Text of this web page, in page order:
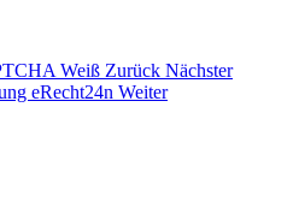
Weiß Zurück Nächster
eRecht24n Weiter